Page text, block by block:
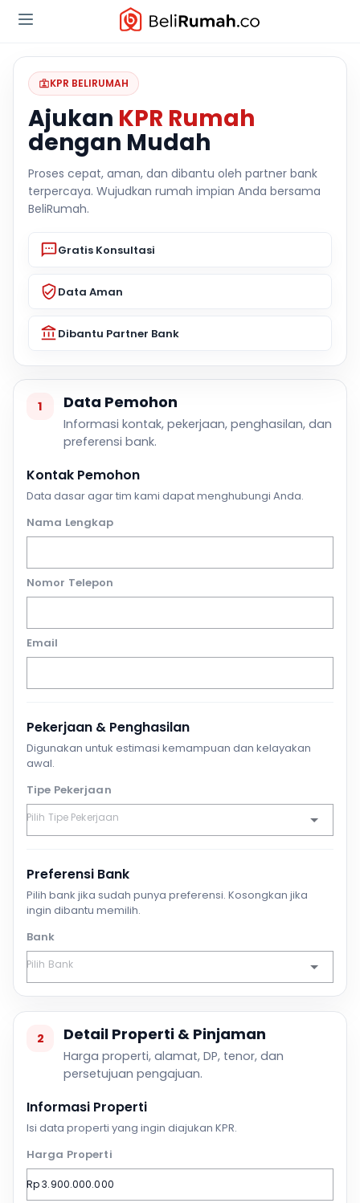
KPR BELIRUMAH
Ajukan KPR Rumah
dengan Mudah
Proses cepat, aman, dan dibantu oleh partner bank
terpercaya. Wujudkan rumah impian Anda bersama
BeliRumah.
Gratis Konsultasi
Data Aman
Dibantu Partner Bank
1 Data Pemohon
Informasi kontak, pekerjaan, penghasilan, dan
preferensi bank.
Kontak Pemohon
Data dasar agar tim kami dapat menghubungi Anda.
Nama Lengkap
Nomor Telepon
Email
Pekerjaan & Penghasilan
Digunakan untuk estimasi kemampuan dan kelayakan
awal.
Tipe Pekerjaan
Preferensi Bank
Pilih bank jika sudah punya preferensi. Kosongkan jika
ingin dibantu memilih.
Bank
2 Detail Properti & Pinjaman
Harga properti, alamat, DP, tenor, dan
persetujuan pengajuan.
Informasi Properti
Isi data properti yang ingin diajukan KPR.
Harga Properti